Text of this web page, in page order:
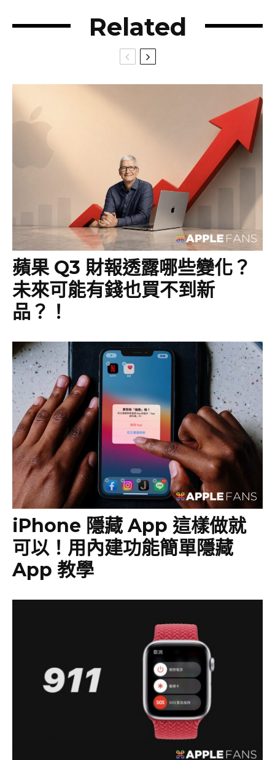
Related
蘋果 Q3 財報透露哪些變化？
未來可能有錢也買不到新
品？！
iPhone 隱藏 App 這樣做就
可以！用內建功能簡單隱藏
App 教學